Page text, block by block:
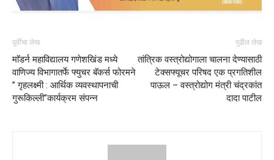
पूर्वीचा लेख
माॅडर्न महाविद्यालय गणेशखिंड मध्ये
वाणिज्य विभागातर्फे फ्युचर बॅकर्स फोरमने
” गृहलक्ष्मी : आर्थिक व्यवस्थापनाची
गुरूकिल्ली”कार्यक्रम संपन्न
पुढील लेख
तांत्रिक वस्त्रोद्योगाला चालना देण्यासाठी
टेक्सफ्यूचर परिषद एक प्रगतिशील
पाऊल – वस्त्रोद्योग मंत्री चंद्रकांत
दादा पाटील